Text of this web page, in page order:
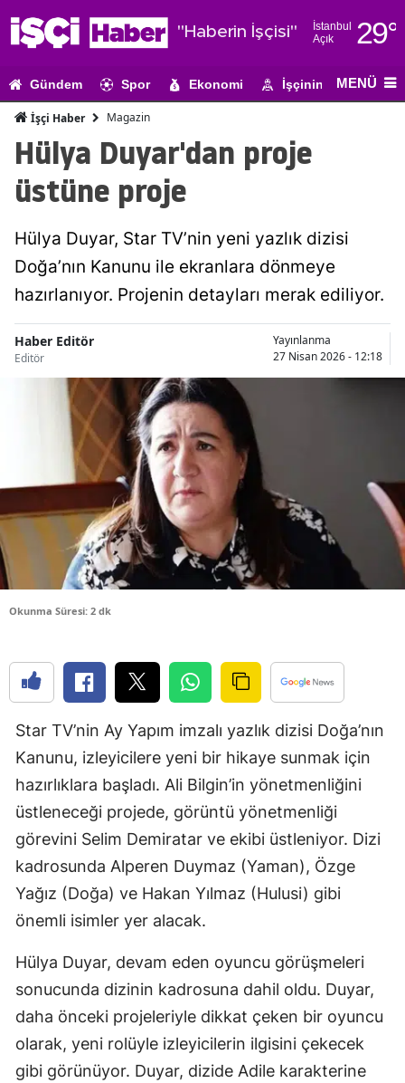
"Haberin İşçisi"
İstanbul
Açık
29°
Adıyaman
Ankara
Antalya
Aydın
Bolu
Burdur
Çankırı
Çorum
Denizli
Diyarbakır
Edirne
Elazığ
Eskişehir
Gaziantep
Giresun
Gündem Spor Ekonomi İşçinin Gündemi
MENÜ
İşçi Haber Magazin
Hülya Duyar'dan proje
üstüne proje
Hülya Duyar, Star TV’nin yeni yazlık dizisi
Doğa’nın Kanunu ile ekranlara dönmeye
hazırlanıyor. Projenin detayları merak ediliyor.
Haber Editör
Editör
Yayınlanma
27 Nisan 2026 - 12:18
Okunma Süresi: 2 dk
Star TV’nin Ay Yapım imzalı yazlık dizisi Doğa’nın
Kanunu, izleyicilere yeni bir hikaye sunmak için
hazırlıklara başladı. Ali Bilgin’in yönetmenliğini
üstleneceği projede, görüntü yönetmenliği
görevini Selim Demiratar ve ekibi üstleniyor. Dizi
kadrosunda Alperen Duymaz (Yaman), Özge
Yağız (Doğa) ve Hakan Yılmaz (Hulusi) gibi
önemli isimler yer alacak.
Hülya Duyar, devam eden oyuncu görüşmeleri
sonucunda dizinin kadrosuna dahil oldu. Duyar,
daha önceki projeleriyle dikkat çeken bir oyuncu
olarak, yeni rolüyle izleyicilerin ilgisini çekecek
gibi görünüyor. Duyar, dizide Adile karakterine